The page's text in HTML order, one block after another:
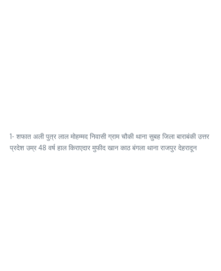
1- शफात अली पुत्र लाल मोहम्मद निवासी ग्राम चौकी थाना सुबह जिला बाराबंकी उत्तर
प्रदेश उम्र 48 वर्ष हाल किराएदार मुफीद खान काठ बंगला थाना राजपुर देहरादून